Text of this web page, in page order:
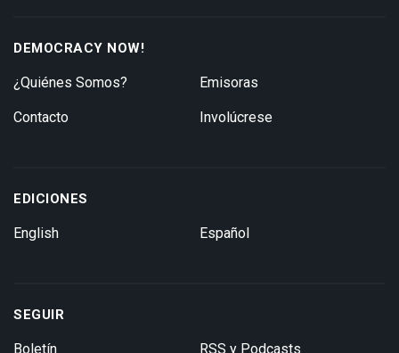
DEMOCRACY NOW!
¿Quiénes Somos?
Contacto
Emisoras
Involúcrese
EDICIONES
English Español
SEGUIR
Boletín RSS y Podcasts